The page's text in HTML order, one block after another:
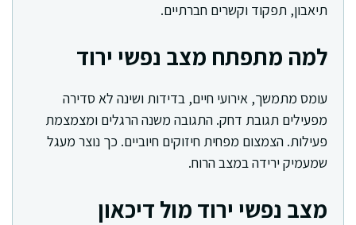
תיאבון, תפקוד וקשרים חברתיים.
למה מתפתח מצב נפשי ירוד
עומס מתמשך, אירועי חיים, בדידות ושינה לא סדירה
מפעילים תגובת דחק. התגובה משנה הרגלים ומצמצמת
פעילות. הצמצום מפחית חיזוקים חיוביים. כך נוצר מעגל
שמעמיק ירידה במצב הרוח.
מצב נפשי ירוד מול דיכאון